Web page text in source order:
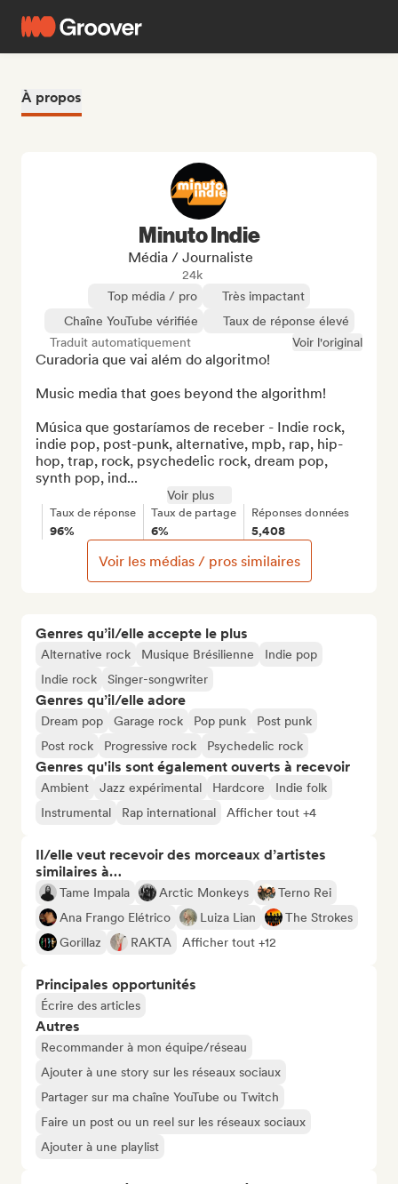
À propos
Genres qu’il/elle accepte le plus
Alternative rock Musique Brésilienne
Indie pop
Indie rock
Singer-songwriter
Genres qu’il/elle adore
Dream pop Garage rock Pop punk
Post punk
Post rock
Progressive rock Psychedelic rock
Genres qu'ils sont également ouverts à recevoir
Ambient Jazz expérimental Hardcore
Indie folk
Instrumental
Rap international Afficher tout +4
Il/elle veut recevoir des morceaux d’artistes
similaires à…
Tame Impala Arctic Monkeys
Terno Rei
Ana Frango Elétrico
Luiza Lian
The Strokes
Gorillaz
RAKTA Afficher tout +12
Principales opportunités
Écrire des articles
Autres
Recommander à mon équipe/réseau
Ajouter à une story sur les réseaux sociaux
Partager sur ma chaîne YouTube ou Twitch
Faire un post ou un reel sur les réseaux sociaux
Ajouter à une playlist
Minuto Indie
Média / Journaliste
24k
Top média / pro
Très impactant
Chaîne YouTube vérifiée
Taux de réponse élevé
Traduit automatiquement
Voir l'original
Curadoria que vai além do algoritmo!
Music media that goes beyond the algorithm!
Música que gostaríamos de receber - Indie rock,
indie pop, post-punk, alternative, mpb, rap, hip-
hop, trap, rock, psychedelic rock, dream pop,
synth pop, ind...
Voir plus
Taux de réponse
96%
Taux de partage
6%
Réponses données
5,408
Voir les médias / pros similaires